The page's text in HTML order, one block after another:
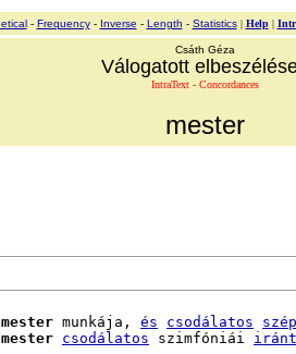
- Frequency- Inverse - Length - Statistics| Help|
Csáth Géza
Válogatott
IntraText - Concordances
mester
mester munkája, és csodálatos
mester csodálatos szimfóniái iránt